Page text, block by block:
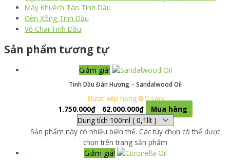
Máy Khuếch Tán Tinh Dầu
Đèn Xông Tinh Dầu
Vỏ Chai Tinh Dầu
Sản phẩm tương tự
Giảm giá!
Tinh Dầu Đàn Hương – Sandalwood Oil
Được xếp hạng 0 5 sao
1.750.000₫- 62.000.000₫ Mua hàng
Sản phẩm này có nhiều biến thể. Các tùy chọn có thể được
chọn trên trang sản phẩm
Giảm giá!